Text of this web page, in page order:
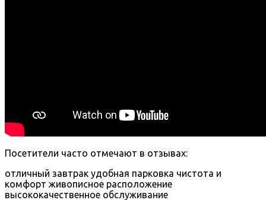
Посетители часто отмечают в отзывах:
отличный завтрак удобная парковка чистота и
комфорт живописное расположение
высококачественное обслуживание